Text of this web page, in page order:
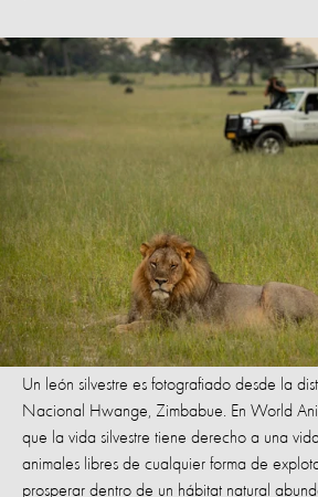
Un león silvestre es fotografiado desde la
Nacional Hwange, Zimbabue. En World
que la vida silvestre tiene derecho a una
animales libres de cualquier forma de
prosperar dentro de un hábitat natural